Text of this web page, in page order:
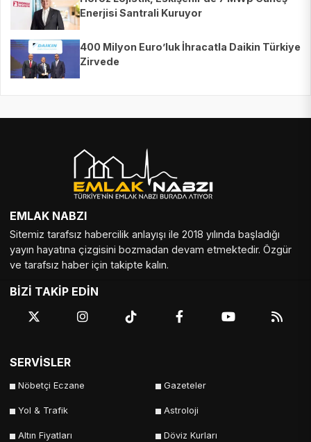
Enerjisi Santrali Kuruyor
400 Milyon Euro’luk İhracatla Daikin Türkiye
Zirvede
EMLAK NABZI
Sitemiz tarafsız habercilik anlayışı ile 2018 yılında başladığı
yayın hayatına çizgisini bozmadan devam etmektedir. Özgür
ve tarafsız haber için takipte kalın.
BİZİ TAKİP EDİN
SERVİSLER
Nöbetçi Eczane Gazeteler
Yol & Trafik Astroloji
Altın Fiyatları Döviz Kurları